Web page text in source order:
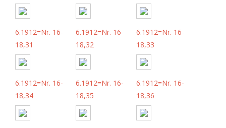
6.1912=Nr. 16-
18,31
6.1912=Nr. 16-
18,32
6.1912=Nr. 16-
18,33
6.1912=Nr. 16-
18,34
6.1912=Nr. 16-
18,35
6.1912=Nr. 16-
18,36